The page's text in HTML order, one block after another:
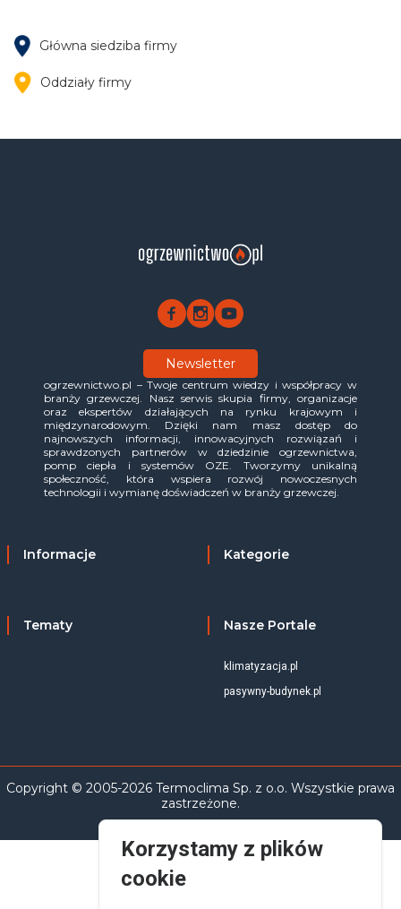
Główna siedziba firmy
Oddziały firmy
Newsletter
ogrzewnictwo.pl – Twoje centrum wiedzy i współpracy w
branży grzewczej. Nasz serwis skupia firmy, organizacje
oraz ekspertów działających na rynku krajowym i
międzynarodowym. Dzięki nam masz dostęp do
najnowszych informacji, innowacyjnych rozwiązań i
sprawdzonych partnerów w dziedzinie ogrzewnictwa,
pomp ciepła i systemów OZE. Tworzymy unikalną
społeczność, która wspiera rozwój nowoczesnych
technologii i wymianę doświadczeń w branży grzewczej.
Informacje Kategorie
Tematy Nasze Portale
klimatyzacja.pl
pasywny-budynek.pl
Copyright © 2005-2026 Termoclima Sp. z o.o. Wszystkie prawa
zastrzeżone.
Korzystamy z plików
cookie